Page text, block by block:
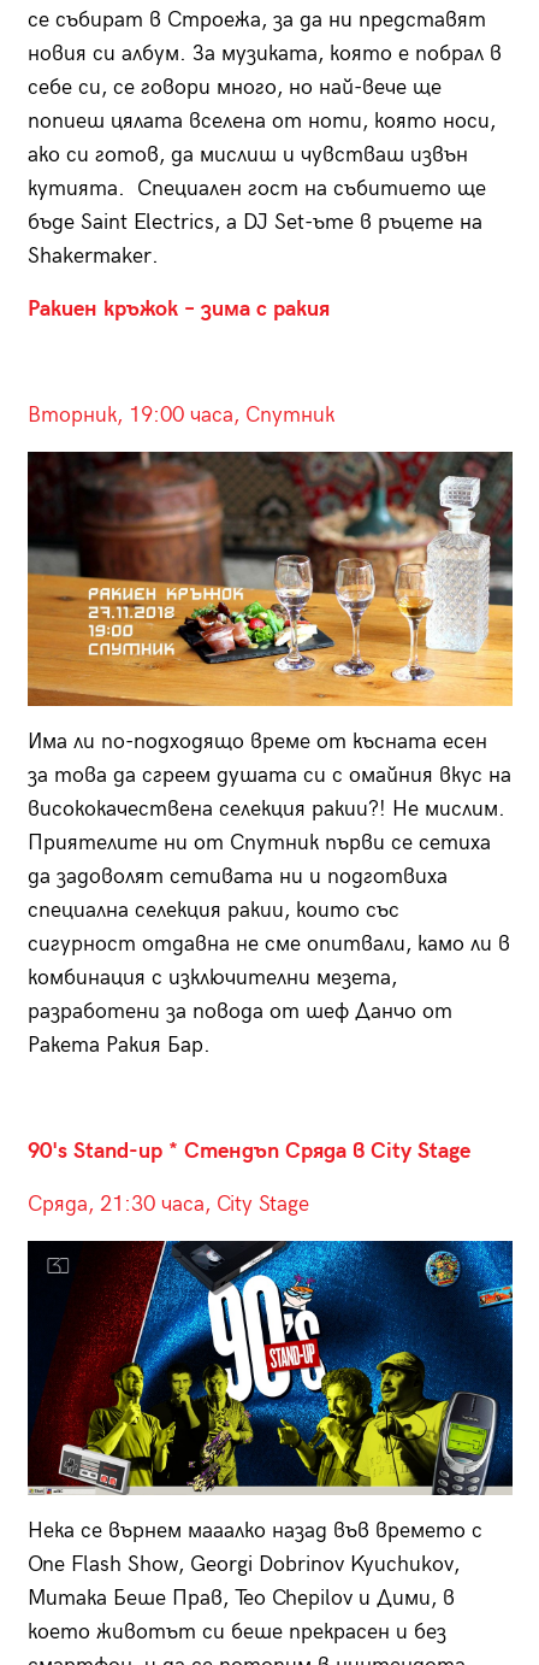
се събират в Строежа, за да ни представят
новия си албум. За музиката, която е побрал в
себе си, се говори много, но най-вече ще
попиеш цялата вселена от ноти, която носи,
ако си готов, да мислиш и чувстваш извън
кутията. Специален гост на събитието ще
бъде Saint Electrics, а DJ Set-ъте в ръцете на
Shakermaker.
Ракиен кръжок – зима с ракия
Вторник, 19:00 часа, Спутник
Има ли по-подходящо време от късната есен
за това да сгреем душата си с омайния вкус на
висококачествена селекция ракии?! Не мислим.
Приятелите ни от Спутник първи се сетиха
да задоволят сетивата ни и подготвиха
специална селекция ракии, които със
сигурност отдавна не сме опитвали, камо ли в
комбинация с изключителни мезета,
разработени за повода от шеф Данчо от
Ракета Ракия Бар.
90's Stand-up * Стендъп Сряда в City Stage
Сряда, 21:30 часа, City Stage
Нека се върнем мааалко назад във времето с
One Flash Show, Georgi Dobrinov Kyuchukov,
Митака Беше Прав, Teo Chepilov и Дими, в
което животът си беше прекрасен и без